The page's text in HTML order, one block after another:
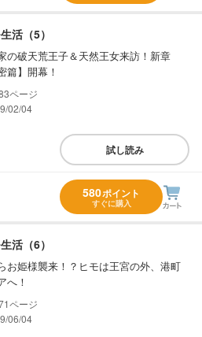
活（5）
の破天荒王子＆天然王女来訪！新章
篇】開幕！
02/04
試し読み
580ポイント
すぐに購入
活（6）
お姫様襲来！？ヒモは王宮の外、港町
へ！
06/04